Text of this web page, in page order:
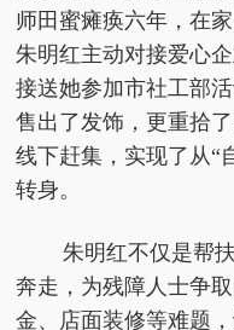
师田蜜瘫痪六年，在
朱明红主动对接爱心
接送她参加市社工部
售出了发饰，更重拾
线下赶集，实现了从“
转身。
朱明红不仅是帮
奔走，为残障人士争
金、店面装修等难题